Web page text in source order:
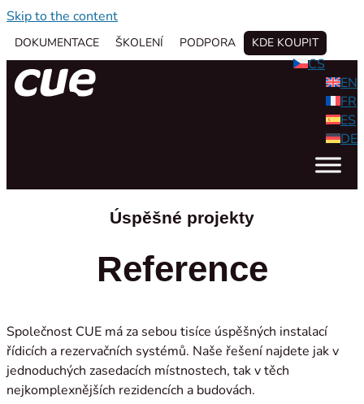
Skip to the content
DOKUMENTACE ŠKOLENÍ PODPORA KDE KOUPIT
CS
EN
FR
ES
DE
Úspěšné projekty
Reference
Společnost CUE má za sebou tisíce úspěšných instalací
řídicích a rezervačních systémů. Naše řešení najdete jak v
jednoduchých zasedacích místnostech, tak v těch
nejkomplexnějších rezidencích a budovách.